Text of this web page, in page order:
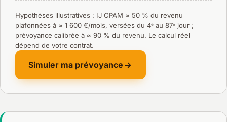
Hypothèses illustratives : IJ CPAM ≈ 50 % du revenu
plafonnées à ≈ 1 600 €/mois, versées du 4ᵉ au 87ᵉ jour ;
prévoyance calibrée à ≈ 90 % du revenu. Le calcul réel
dépend de votre contrat.
Simuler ma prévoyance